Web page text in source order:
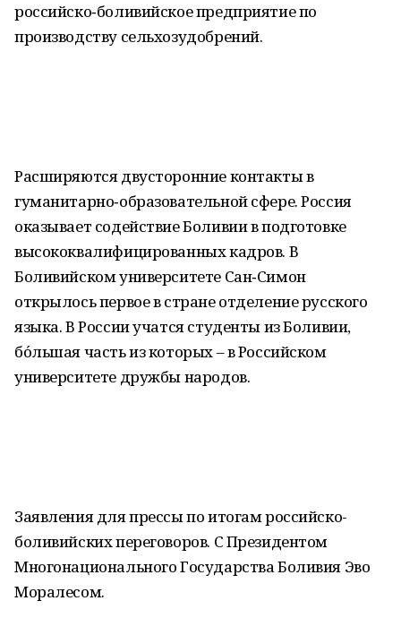
российско‑боливийское предприятие по
производству сельхозудобрений.
Расширяются двусторонние контакты в
гуманитарно‑образовательной сфере. Россия
оказывает содействие Боливии в подготовке
высококвалифицированных кадров. В
Боливийском университете Сан‑Симон
открылось первое в стране отделение русского
языка. В России учатся студенты из Боливии,
бо́льшая часть из которых – в Российском
университете дружбы народов.
Заявления для прессы по итогам российско-
боливийских переговоров. С Президентом
Многонационального Государства Боливия Эво
Моралесом.